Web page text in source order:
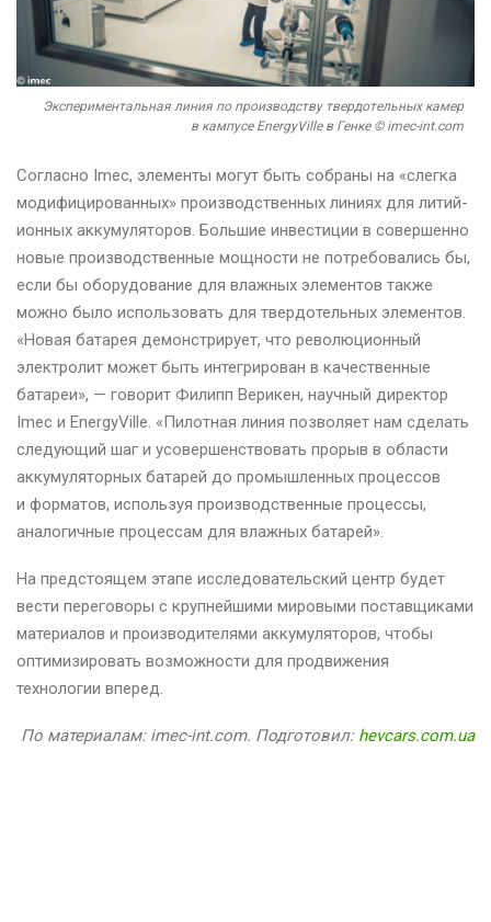
Экспериментальная линия по производству твердотельных камер
в кампусе EnergyVille в Генке © imec-int.com
Согласно Imec, элементы могут быть собраны на «слегка
модифицированных» производственных линиях для литий-
ионных аккумуляторов. Большие инвестиции в совершенно
новые производственные мощности не потребовались бы,
если бы оборудование для влажных элементов также
можно было использовать для твердотельных элементов.
«Новая батарея демонстрирует, что революционный
электролит может быть интегрирован в качественные
батареи», — говорит Филипп Верикен, научный директор
Imec и EnergyVille. «Пилотная линия позволяет нам сделать
следующий шаг и усовершенствовать прорыв в области
аккумуляторных батарей до промышленных процессов
и форматов, используя производственные процессы,
аналогичные процессам для влажных батарей».
На предстоящем этапе исследовательский центр будет
вести переговоры с крупнейшими мировыми поставщиками
материалов и производителями аккумуляторов, чтобы
оптимизировать возможности для продвижения
технологии вперед.
По материалам: imec-int.com. Подготовил: hevcars.com.ua